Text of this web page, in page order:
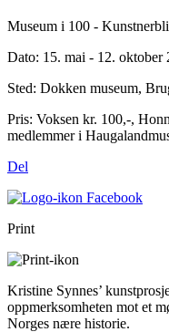
Museum i 100 -
Dato: 15. mai - 12. oktober
Sted: Dokken museum,
Pris: Voksen kr. 100,-,
medlemmer i
Del
Print
Kristine Synnes’
oppmerksomheten mot et
Norges nære historie.